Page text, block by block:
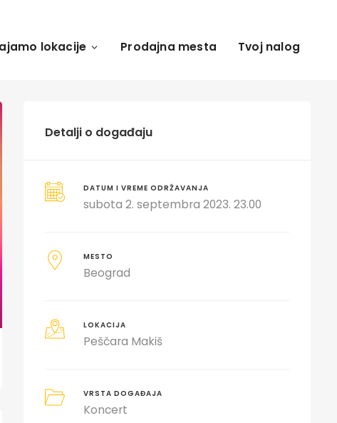
lokacije Prodajna mesta Tvoj nalog
Detalji o događaju
DATUM I VREME ODRŽAVANJA
subota 2. septembra 2023. 23.00
MESTO
Beograd
LOKACIJA
Peščara Makiš
VRSTA DOGAĐAJA
Koncert